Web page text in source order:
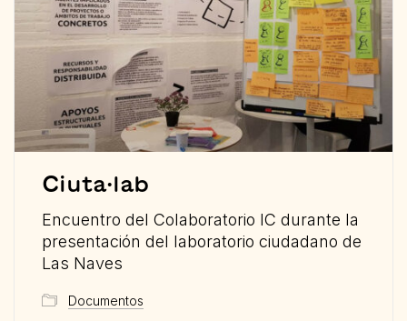
Ciuta·lab
Encuentro del Colaboratorio IC durante la
presentación del laboratorio ciudadano de
Las Naves
Documentos